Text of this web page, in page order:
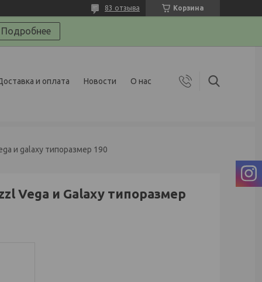
Корзина
83 отзыва
Подробнее
и оплата Новости О нас
и galaxy типоразмер 190
Vega и Galaxy типоразмер